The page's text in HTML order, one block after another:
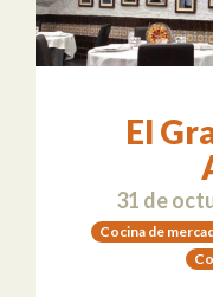
El
31 de
Cocina de